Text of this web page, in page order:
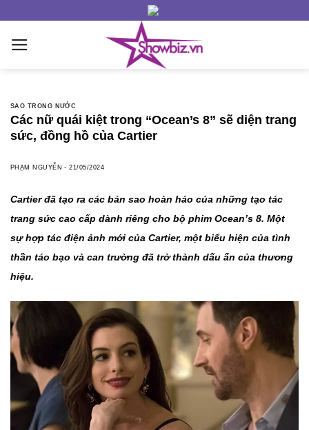
content
SAO TRONG NƯỚC
Các nữ quái kiệt trong “Ocean’s 8” sẽ diện trang
sức, đồng hồ của Cartier
PHẠM NGUYỄN -21/05/2024
Cartier đã tạo ra các bản sao hoàn hảo của những tạo tác
trang sức cao cấp dành riêng cho bộ phim Ocean’s 8. Một
sự hợp tác điện ảnh mới của Cartier, một biểu hiện của tình
thần táo bạo và can trường đã trở thành dấu ấn của thương
hiệu.